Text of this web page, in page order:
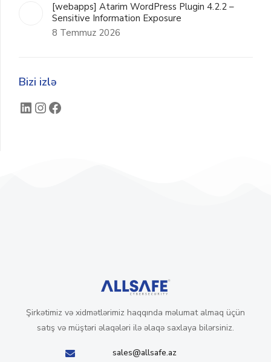
[webapps] Atarim WordPress Plugin 4.2.2 –
Sensitive Information Exposure
8 Temmuz 2026
Bizi izlə
Şirkətimiz və xidmətlərimiz haqqında məlumat almaq üçün
satış və müştəri əlaqələri ilə əlaqə saxlaya bilərsiniz.
sales@allsafe.az